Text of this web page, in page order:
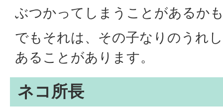
ぶつかってしまうことがあるか
でもそれは、その子なりのうれ
あることがあります。
ネコ所長